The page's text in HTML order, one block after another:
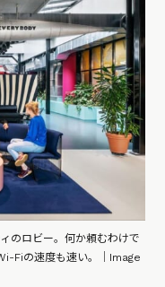
のロビー。何か頼むわけで
Fiの速度も速い。｜Image